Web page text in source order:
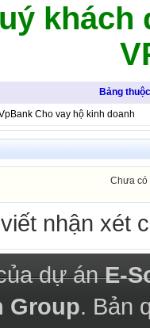
khách
Bảng
Cho vay hộ kinh doanh
Chưa có
nhận xét
dự ánE-
Group. Bản